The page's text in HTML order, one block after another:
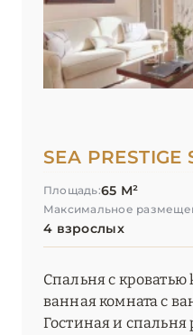
SEA PRESTIGE
Площадь:65 М²
Максимальное
4 взрослых
Спальня с кроватью
ванная комната с
Гостиная и